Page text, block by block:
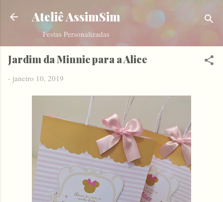
Pular para o conteúdo principal
Ateliê AssimSim
Festas Personalizadas
Jardim da Minnie para a Alice
- janeiro 10, 2019